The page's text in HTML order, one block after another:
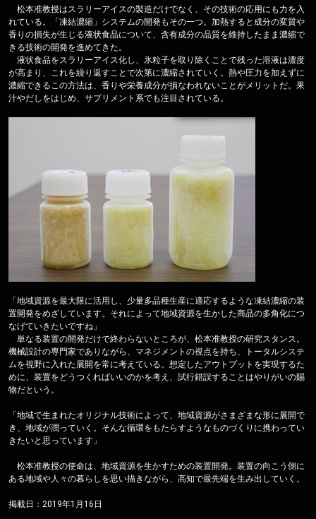
松本准教授はスラリーアイスの製造だけでなく、その技術の応用にも力を入
れている。「凍結濃縮」システムの開発もその一つ。加熱すると成分の変質や
香りの損失が生じる液状食品について、含有成分の品質を維持したまま濃縮で
きる技術の開発を進めてきた。
液状食品をスラリーアイス化し、氷粒子を取り除くことで残った溶液は濃度
が高まり、これを繰り返すことで次第に濃縮されていく。熱や圧力を加えずに
濃縮できるこの方法は、香りや栄養成分が損なわれないことがメリットだ。果
汁やだしをはじめ、サプリメント系でも注目されている。
「地域資源を最大限に活用し、少量多品種生産に適応するような凍結濃縮の装
置開発をめざしています。それによって地域資源を生かした商品の多角化につ
なげていきたいですね」
単なる装置の開発だけで終わらないところが、松本准教授の研究スタンス。
機械設計の専門家でありながら、マネジメントの視点を持ち、トータルシステ
ムを視野に入れた展開を常に考えている。想定したアウトプットを実現するた
めに、装置をどうつくればいいのかを考え、試行錯誤することはやりがいの賜
物だという。
「地域で生まれたオリジナル技術によって、地域資源がさまざまな形に展開で
き、地域が潤っていく。そんな循環をもたらすようなものづくりに携わってい
きたいと思っています」
松本准教授の使命は、地域資源を生かすための装置開発。装置の向こう側に
ある地域や人々の暮らしを思い描きながら、高知で最先端を生み出していく。
掲載日：2019年1月16日